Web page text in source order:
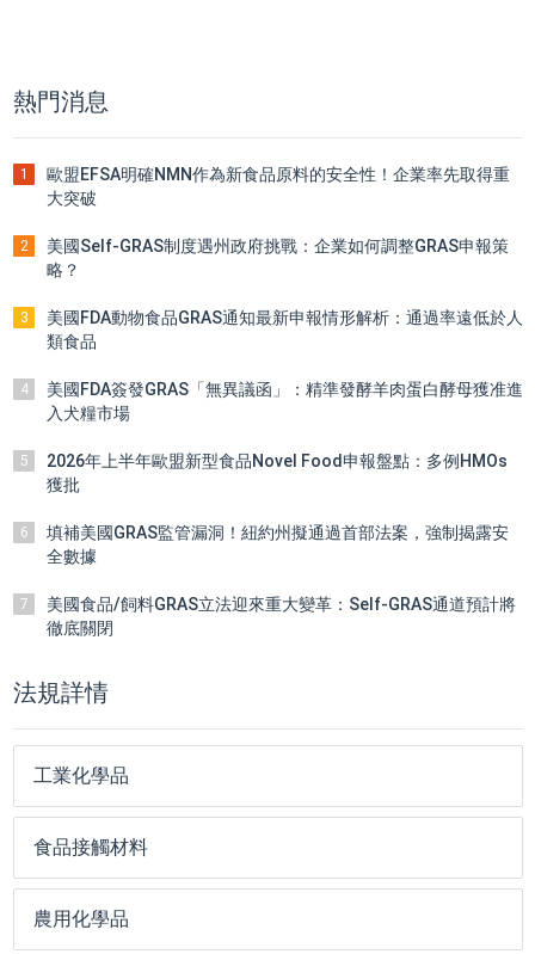
熱門消息
1
歐盟EFSA明確NMN作為新食品原料的安全性！企業率先取得重
大突破
2
美國Self-GRAS制度遇州政府挑戰：企業如何調整GRAS申報策
略？
3
美國FDA動物食品GRAS通知最新申報情形解析：通過率遠低於人
類食品
4
美國FDA簽發GRAS「無異議函」：精準發酵羊肉蛋白酵母獲准進
入犬糧市場
5
2026年上半年歐盟新型食品Novel Food申報盤點：多例HMOs
獲批
6
填補美國GRAS監管漏洞！紐約州擬通過首部法案，強制揭露安
全數據
7
美國食品/飼料GRAS立法迎來重大變革：Self-GRAS通道預計將
徹底關閉
法規詳情
工業化學品
食品接觸材料
農用化學品